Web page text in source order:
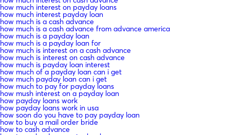
how much interest on payday loans
how much interest payday loan
how much is a cash advance
how much is a cash advance from advance america
how much is a payday loan
how much is a payday loan for
how much is interest on a cash advance
how much is interest on cash advance
how much is payday loan interest
how much of a payday loan can i get
how much payday loan can i get
how much to pay for payday loans
how mush interest on a payday loan
how payday loans work
how payday loans work in usa
how soon do you have to pay payday loan
how to buy a mail order bride
how to cash advance